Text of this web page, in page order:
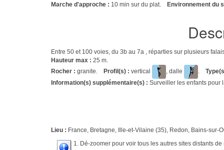
Marche d'approche : 10 min sur du plat. Environnement du
Entre 50 et 100 voies, du 3b au 7a , réparties sur plusieurs
Hauteur max : 25 m.
Rocher : granite. Profil(s) : vertical , dalle .
Information(s) supplémentaire(s) : Surveiller les enfants pour
Lieu : France, Bretagne, Ille-et-Vilaine (35), Redon, Bains-sur-
1. Dé-zoomer pour voir tous les autres sites distants